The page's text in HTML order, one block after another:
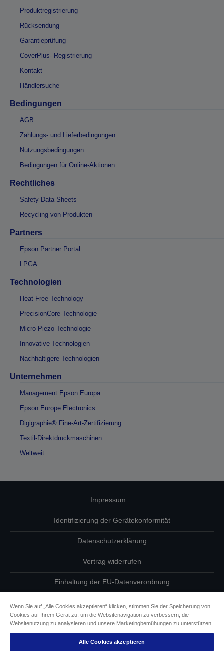
Produktregistrierung
Rücksendung
Garantieprüfung
CoverPlus- Registrierung
Kontakt
Händlersuche
Bedingungen
AGB
Zahlungs- und Lieferbedingungen
Nutzungsbedingungen
Bedingungen für Online-Aktionen
Rechtliches
Safety Data Sheets
Recycling von Produkten
Partners
Epson Partner Portal
LPGA
Technologien
Heat-Free Technology
PrecisionCore-Technologie
Micro Piezo-Technologie
Innovative Technologien
Nachhaltigere Technologien
Unternehmen
Management Epson Europa
Epson Europe Electronics
Digigraphie® Fine-Art-Zertifizierung
Textil-Direktdruckmaschinen
Weltweit
Impressum
Identifizierung der Gerätekonformität
Datenschutzerklärung
Vertrag widerrufen
Einhaltung der EU-Datenverordnung
Informationen zu Cookies
Epson Engagement für Barrierefreiheit
Wenn Sie auf „Alle Cookies akzeptieren“ klicken, stimmen Sie der Speicherung von
Cookies auf Ihrem Gerät zu, um die Websitenavigation zu verbessern, die
Websitenutzung zu analysieren und unsere Marketingbemühungen zu unterstützen.
Alle Cookies akzeptieren